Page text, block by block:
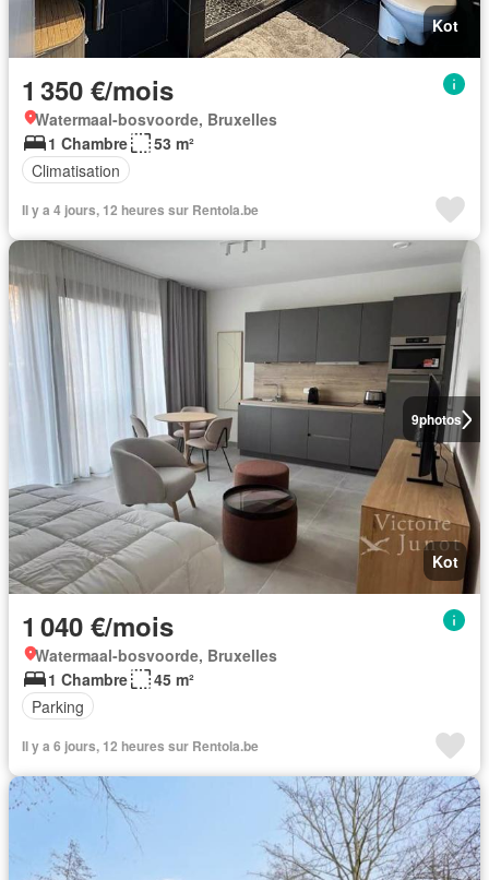
Kot
1 350 €/mois
Watermaal-bosvoorde, Bruxelles
1 Chambre
53 m²
Climatisation
Il y a 4 jours, 12 heures sur Rentola.be
9photos
Kot
1 040 €/mois
Watermaal-bosvoorde, Bruxelles
1 Chambre
45 m²
Parking
Il y a 6 jours, 12 heures sur Rentola.be